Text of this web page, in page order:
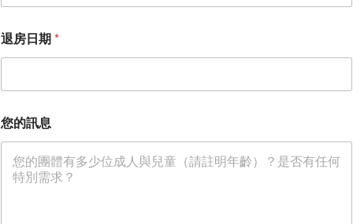
名
*
退房日期*
您的訊息